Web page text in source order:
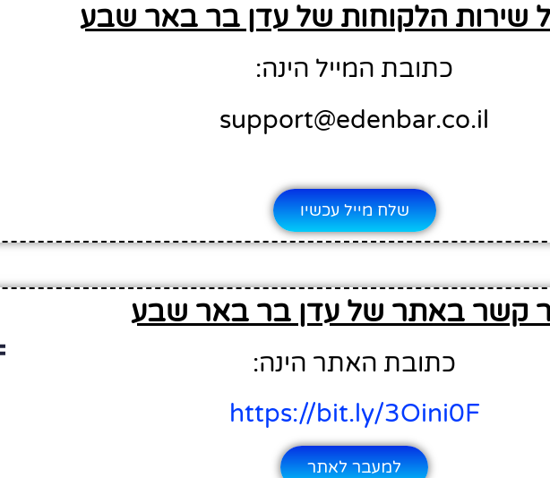
שירות הלקוחות של עדן בר באר שבע
כתובת המייל הינה:
support@edenbar.co.il
שלח מייל עכשיו
קשר באתר של עדן בר באר שבע
כתובת האתר הינה:
https://bit.ly/3Oini0F
למעבר לאתר